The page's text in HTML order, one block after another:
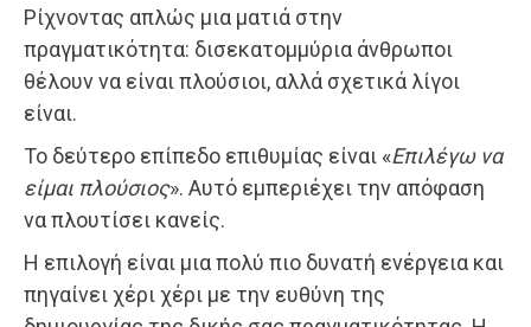
Ρίχνοντας απλώς μια ματιά στην
πραγματικότητα: δισεκατομμύρια άνθρωποι
θέλουν να είναι πλούσιοι, αλλά σχετικά λίγοι
είναι.
Το δεύτερο επίπεδο επιθυμίας είναι «Επιλέγω να
είμαι πλούσιος». Αυτό εμπεριέχει την απόφαση
να πλουτίσει κανείς.
Η επιλογή είναι μια πολύ πιο δυνατή ενέργεια και
πηγαίνει χέρι χέρι με την ευθύνη της